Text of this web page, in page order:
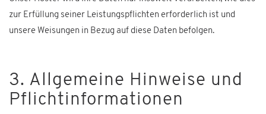
zur Erfüllung seiner Leistungspflichten erforderlich ist und
unsere Weisungen in Bezug auf diese Daten befolgen.
3. Allgemeine Hinweise und
Pflichtinformationen